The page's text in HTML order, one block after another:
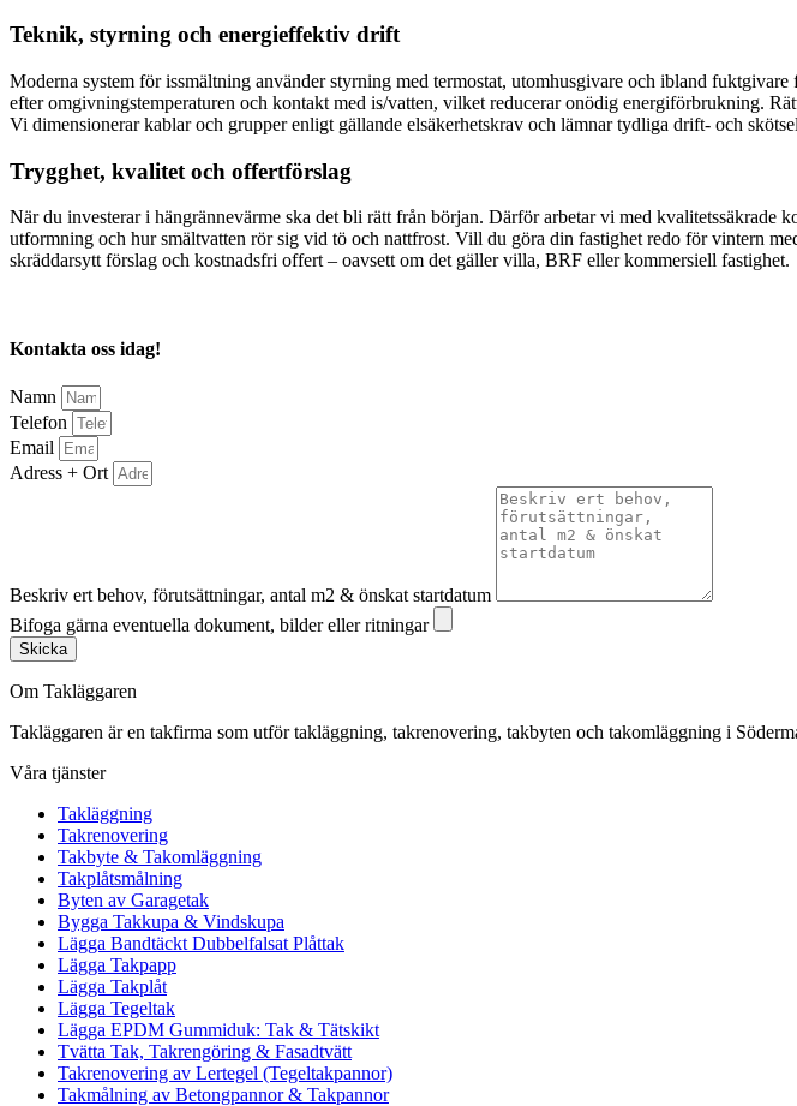
Teknik, styrning och energieffektiv drift
Moderna system för issmältning använder styrning med termostat, utomhusgivare och ibland
efter omgivningstemperaturen och kontakt med is/vatten, vilket reducerar onödig energiförbrukning.
Vi dimensionerar kablar och grupper enligt gällande elsäkerhetskrav och lämnar tydliga drift- och
Trygghet, kvalitet och offertförslag
När du investerar i hängrännevärme ska det bli rätt från början. Därför arbetar vi med
utformning och hur smältvatten rör sig vid tö och nattfrost. Vill du göra din fastighet redo för vintern
skräddarsytt förslag och kostnadsfri offert – oavsett om det gäller villa, BRF eller kommersiell fastighet.
Kontakta oss idag!
Namn
Telefon
Email
Adress + Ort
Beskriv ert behov, förutsättningar, antal m2 & önskat startdatum
Bifoga gärna eventuella dokument, bilder eller ritningar
Skicka
Om Takläggaren
Takläggaren är en takfirma som utför takläggning, takrenovering, takbyten och takomläggning i
Våra tjänster
Takläggning
Takrenovering
Takbyte & Takomläggning
Takplåtsmålning
Byten av Garagetak
Bygga Takkupa & Vindskupa
Lägga Bandtäckt Dubbelfalsat Plåttak
Lägga Takpapp
Lägga Takplåt
Lägga Tegeltak
Lägga EPDM Gummiduk: Tak & Tätskikt
Tvätta Tak, Takrengöring & Fasadtvätt
Takrenovering av Lertegel (Tegeltakpannor)
Takmålning av Betongpannor & Takpannor